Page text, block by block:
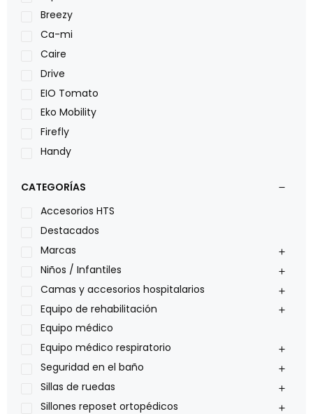
Breezy
Ca-mi
Caire
Drive
EIO Tomato
Eko Mobility
Firefly
Handy
Leggero
Lumex
Medical Store
Nidek
Oxiplus
Philips
Pride
Roho
Sillas de ruedas Everest Jennings
Stealth products
Xiehe Medical
CATEGORÍAS
Accesorios HTS
Destacados
Marcas
Niños / Infantiles
Camas y accesorios hospitalarios
Equipo de rehabilitación
Equipo médico
Equipo médico respiratorio
Seguridad en el baño
Sillas de ruedas
Sillones reposet ortopédicos